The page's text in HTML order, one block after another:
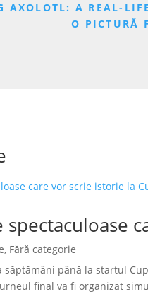
AXOLOTL: A REAL-
O PICTURĂ
spectaculoase
, Fără categorie
săptămâni până la startul
final va fi organizat